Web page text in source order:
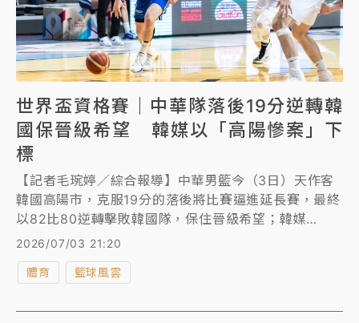
世界盃資格賽｜中華隊落後19分逆轉韓
國保晉級希望 韓媒以「高陽慘案」下
標
【記者毛琬婷／綜合報導】中華男籃今（3日）天作客
韓國高陽市，克服19分的落後將比賽逼進延長賽，最終
以82比80逆轉擊敗韓國隊，保住晉級希望；韓媒
《Starnews》則以「高陽慘案爆發」為題報導韓國遭
2026/07/03 21:20
體育 籃球風雲